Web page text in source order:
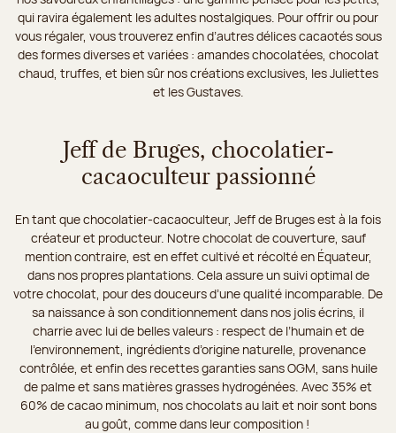
qui ravira également les adultes nostalgiques. Pour offrir ou pour
vous régaler, vous trouverez enfin d’autres délices cacaotés sous
des formes diverses et variées : amandes chocolatées, chocolat
chaud, truffes, et bien sûr nos créations exclusives, les Juliettes
et les Gustaves.
Jeff de Bruges, chocolatier-
cacaoculteur passionné
En tant que chocolatier-cacaoculteur, Jeff de Bruges est à la fois
créateur et producteur. Notre chocolat de couverture, sauf
mention contraire, est en effet cultivé et récolté en Équateur,
dans nos propres plantations. Cela assure un suivi optimal de
votre chocolat, pour des douceurs d’une qualité incomparable. De
sa naissance à son conditionnement dans nos jolis écrins, il
charrie avec lui de belles valeurs : respect de l’humain et de
l’environnement, ingrédients d’origine naturelle, provenance
contrôlée, et enfin des recettes garanties sans OGM, sans huile
de palme et sans matières grasses hydrogénées. Avec 35% et
60% de cacao minimum, nos chocolats au lait et noir sont bons
au goût, comme dans leur composition !